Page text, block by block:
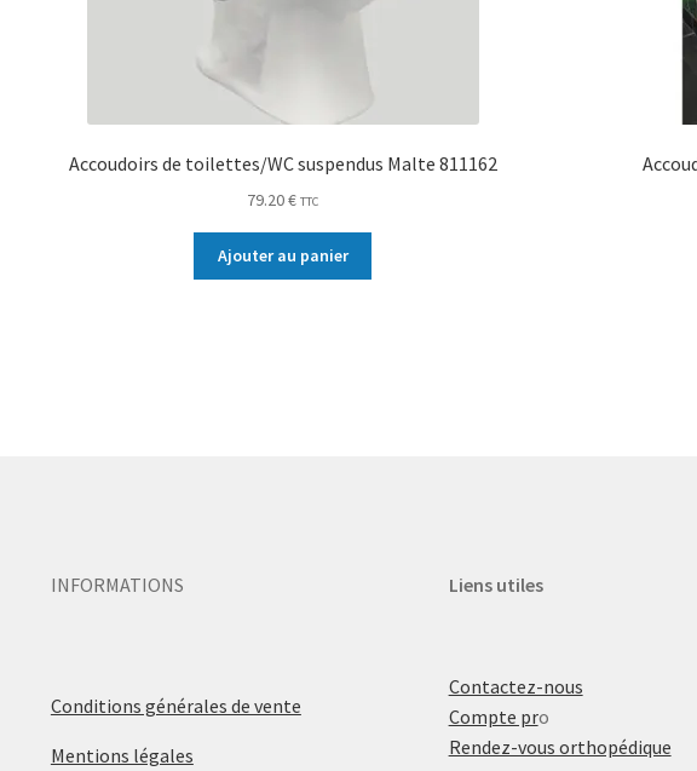
Accoudoirs de toilettes/WC suspendus Malte 811162
79.20€ TTC
Ajouter au panier
INFORMATIONS
Conditions générales de vente
Mentions légales
Liens utiles
Contactez-nous
Compte pro
Rendez-vous orthopédique